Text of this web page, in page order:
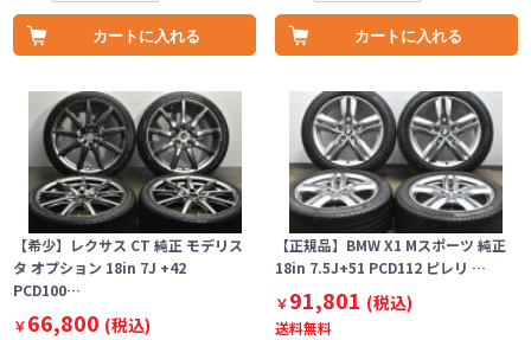
カートに入れる カートに入れる
【希少】レクサス CT 純正 モデリス
タ オプション 18in 7J +42
PCD100…
￥66,800 (税込)
【正規品】BMW X1 Mスポーツ 純正
18in 7.5J+51 PCD112 ピレリ …
￥91,801 (税込)
送料無料